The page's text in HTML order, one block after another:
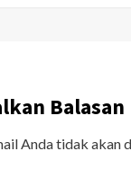
Balasan
Anda tidak akan